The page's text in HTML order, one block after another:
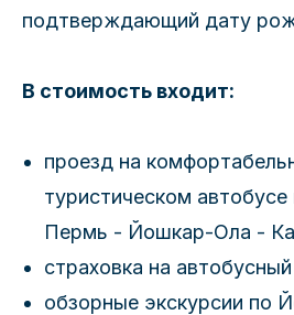
подтверждающий дату
В стоимость входит:
проезд на
туристическом
Пермь - Йошкар-Ола -
страховка на
обзорные экскурсии по